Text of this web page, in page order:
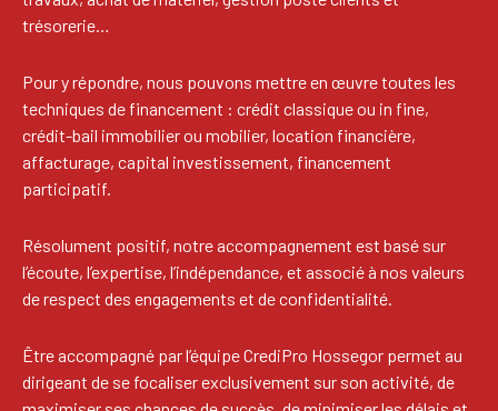
trésorerie…
Pour y répondre, nous pouvons mettre en œuvre toutes les
techniques de financement : crédit classique ou in fine,
crédit-bail immobilier ou mobilier, location financière,
affacturage, capital investissement, financement
participatif.
Résolument positif, notre accompagnement est basé sur
l’écoute, l’expertise, l’indépendance, et associé à nos valeurs
de respect des engagements et de confidentialité.
Être accompagné par l’équipe CrediPro Hossegor permet au
dirigeant de se focaliser exclusivement sur son activité, de